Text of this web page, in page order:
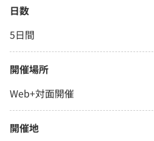
日数
5日間
開催場所
Web+対面開催
開催地